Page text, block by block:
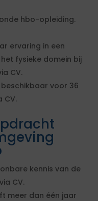
hbo-opleiding.
ervaring in een
fysieke domein bij
CV.
voor 36
CV.
kennis van de
CV.
meer dan één jaar